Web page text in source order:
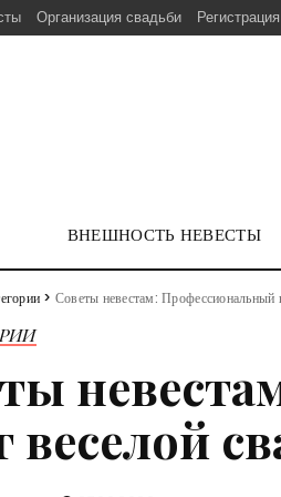
Организация свадьби
ВНЕШНОСТЬ НЕВЕСТЫ
> Советы невестам:
веселой